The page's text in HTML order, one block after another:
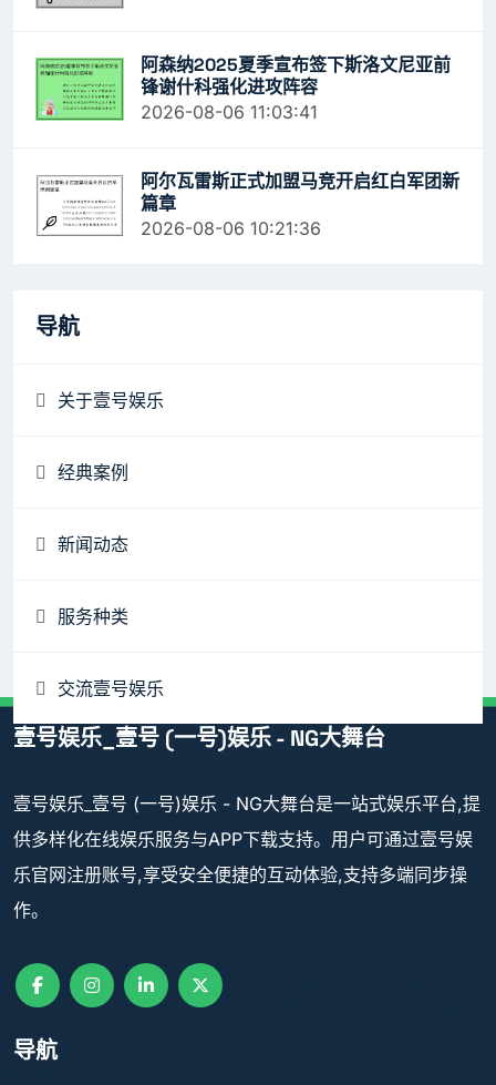
阿森纳2025夏季宣布签下斯洛文尼亚前
锋谢什科强化进攻阵容
2026-08-06 11:03:41
阿尔瓦雷斯正式加盟马竞开启红白军团新
篇章
2026-08-06 10:21:36
导航
关于壹号娱乐
经典案例
新闻动态
服务种类
交流壹号娱乐
壹号娱乐_壹号 (一号)娱乐 - NG大舞台
壹号娱乐_壹号 (一号)娱乐 - NG大舞台是一站式娱乐平台,提
供多样化在线娱乐服务与APP下载支持。用户可通过壹号娱
乐官网注册账号,享受安全便捷的互动体验,支持多端同步操
作。
导航